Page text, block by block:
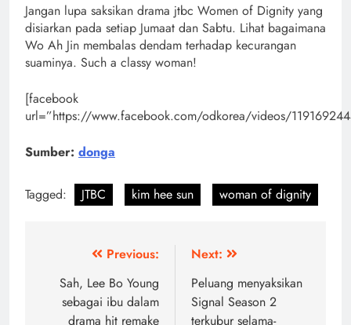
Jangan lupa saksikan drama jtbc Women of Dignity yang
disiarkan pada setiap Jumaat dan Sabtu. Lihat bagaimana
Wo Ah Jin membalas dendam terhadap kecurangan
suaminya. Such a classy woman!
[facebook
url=”https://www.facebook.com/odkorea/videos/
Sumber: donga
Tagged: JTBC kim hee sun woman of dignity
navigation
Previous:
Sah, Lee Bo Young
sebagai ibu dalam
drama hit remake
Next:
Peluang menyaksikan
Signal Season 2
terkubur selama-